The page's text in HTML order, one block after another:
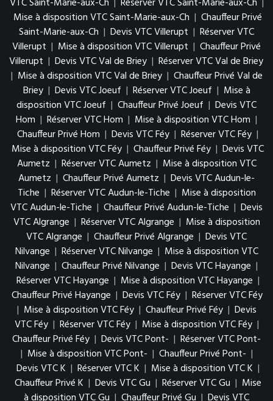
Mise à disposition VTC Saint-Marie-aux-Ch | Chauffeur Privé
Saint-Marie-aux-Ch | Devis VTC Villerupt | Réserver VTC
Villerupt | Mise à disposition VTC Villerupt | Chauffeur Privé
Villerupt | Devis VTC Val de Briey | Réserver VTC Val de Briey
| Mise à disposition VTC Val de Briey | Chauffeur Privé Val de
Briey | Devis VTC Joeuf | Réserver VTC Joeuf | Mise à
disposition VTC Joeuf | Chauffeur Privé Joeuf | Devis VTC
Hom | Réserver VTC Hom | Mise à disposition VTC Hom |
Chauffeur Privé Hom | Devis VTC Féy | Réserver VTC Féy |
Mise à disposition VTC Féy | Chauffeur Privé Féy | Devis VTC
Aumetz | Réserver VTC Aumetz | Mise à disposition VTC
Aumetz | Chauffeur Privé Aumetz | Devis VTC Audun-le-
Tiche | Réserver VTC Audun-le-Tiche | Mise à disposition
VTC Audun-le-Tiche | Chauffeur Privé Audun-le-Tiche | Devis
VTC Algrange | Réserver VTC Algrange | Mise à disposition
VTC Algrange | Chauffeur Privé Algrange | Devis VTC
Nilvange | Réserver VTC Nilvange | Mise à disposition VTC
Nilvange | Chauffeur Privé Nilvange | Devis VTC Hayange |
Réserver VTC Hayange | Mise à disposition VTC Hayange |
Chauffeur Privé Hayange | Devis VTC Féy | Réserver VTC Féy
| Mise à disposition VTC Féy | Chauffeur Privé Féy | Devis
VTC Féy | Réserver VTC Féy | Mise à disposition VTC Féy |
Chauffeur Privé Féy | Devis VTC Pont- | Réserver VTC Pont-
| Mise à disposition VTC Pont- | Chauffeur Privé Pont- |
Devis VTC K | Réserver VTC K | Mise à disposition VTC K |
Chauffeur Privé K | Devis VTC Gu | Réserver VTC Gu | Mise